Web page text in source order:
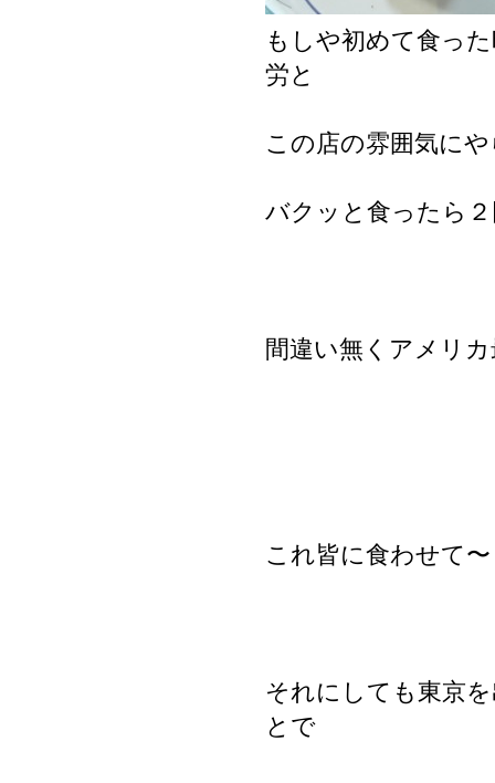
もしや初めて食っ
労と
この店の雰囲気に
バクッと食ったら
間違い無くアメリ
これ皆に食わせて
それにしても東京
とで